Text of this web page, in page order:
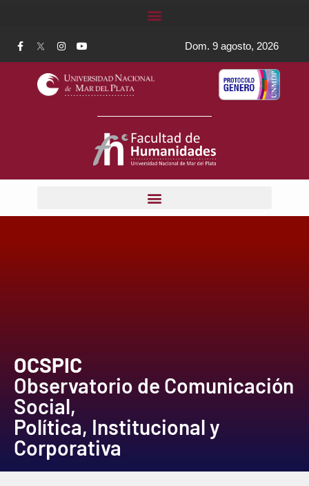
Dom. 9 agosto, 2026
OCSPIC
Observatorio de Comunicación
Social,
Política, Institucional y
Corporativa